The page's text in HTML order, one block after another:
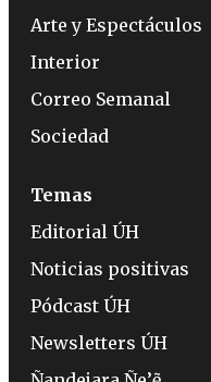
Arte y Espectáculos
Interior
Correo Semanal
Sociedad
Temas
Editorial ÚH
Noticias positivas
Pódcast ÚH
Newsletters ÚH